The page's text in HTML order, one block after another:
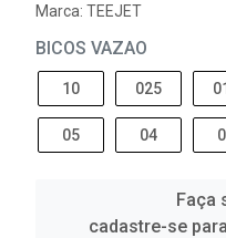
Marca: TEEJET
BICOS VAZAO
10 025
05 04
Faça
cadastre-se